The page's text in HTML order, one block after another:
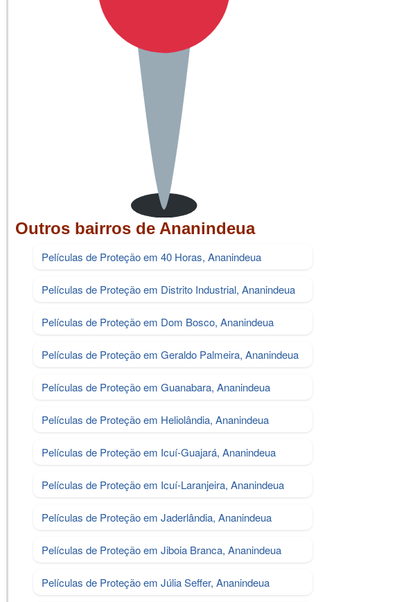
Outros bairros de Ananindeua
Películas de Proteção em 40 Horas, Ananindeua
Películas de Proteção em Distrito Industrial, Ananindeua
Películas de Proteção em Dom Bosco, Ananindeua
Películas de Proteção em Geraldo Palmeira, Ananindeua
Películas de Proteção em Guanabara, Ananindeua
Películas de Proteção em Heliolândia, Ananindeua
Películas de Proteção em Icuí‑Guajará, Ananindeua
Películas de Proteção em Icuí‑Laranjeira, Ananindeua
Películas de Proteção em Jaderlândia, Ananindeua
Películas de Proteção em Jiboia Branca, Ananindeua
Películas de Proteção em Júlia Seffer, Ananindeua